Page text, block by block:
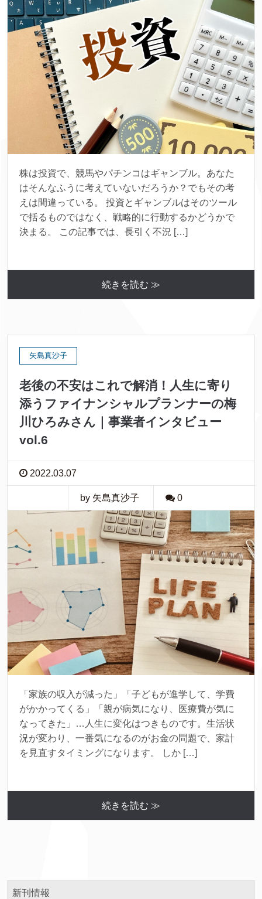
株は投資で、競馬やパチンコはギャンブル。あなた
はそんなふうに考えていないだろうか？でもその考
えは間違っている。 投資とギャンブルはそのツール
で括るものではなく、戦略的に行動するかどうかで
決まる。 この記事では、長引く不況 […]
続きを読む ≫
矢島真沙子
老後の不安はこれで解消！人生に寄り
添うファイナンシャルプランナーの梅
川ひろみさん｜事業者インタビュー
vol.6
2022.03.07
by 矢島真沙子 0
「家族の収入が減った」「子どもが進学して、学費
がかかってくる」「親が病気になり、医療費が気に
なってきた」…人生に変化はつきものです。生活状
況が変わり、一番気になるのがお金の問題で、家計
を見直すタイミングになります。 しか […]
続きを読む ≫
新刊情報